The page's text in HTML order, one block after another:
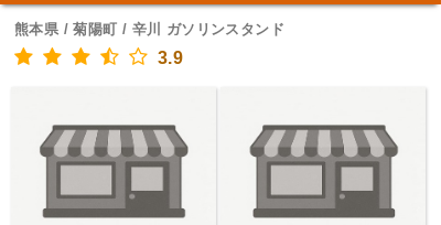
熊本県 / 菊陽町 / 辛川 ガソリンスタンド
3.9